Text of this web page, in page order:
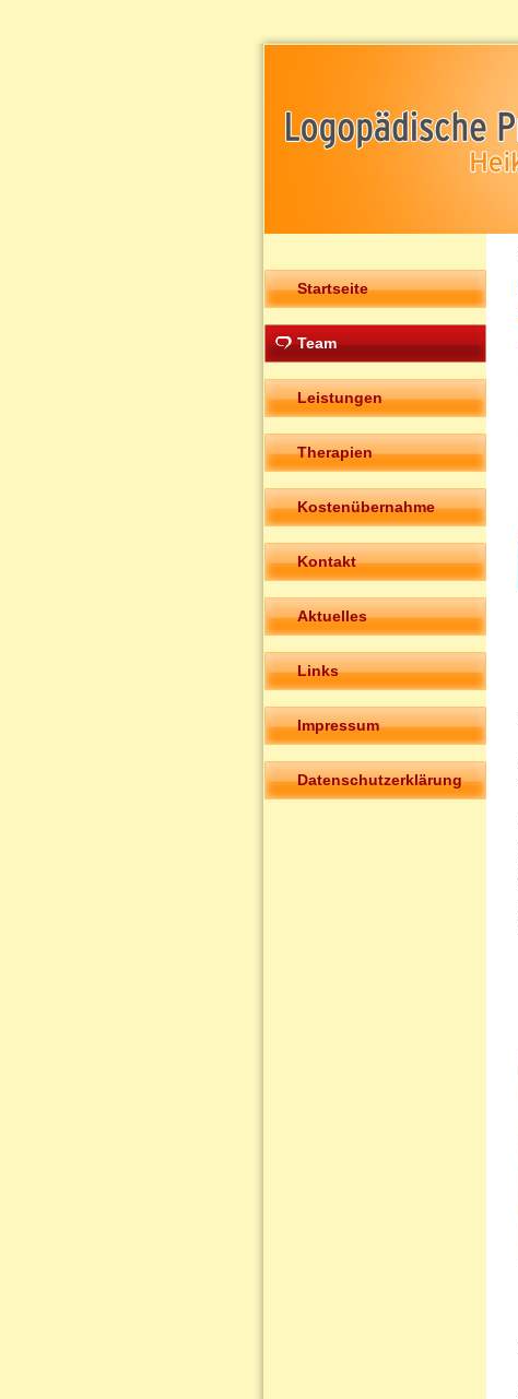
Startseite
Team
Leistungen
Therapien
Kostenübernahme
Kontakt
Aktuelles
Links
Impressum
Datenschutzerklärung